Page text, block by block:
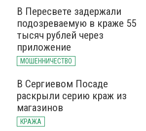
В Пересвете задержали
подозреваемую в краже 55
тысяч рублей через
приложение
МОШЕННИЧЕСТВО
В Сергиевом Посаде
раскрыли серию краж из
магазинов
КРАЖА